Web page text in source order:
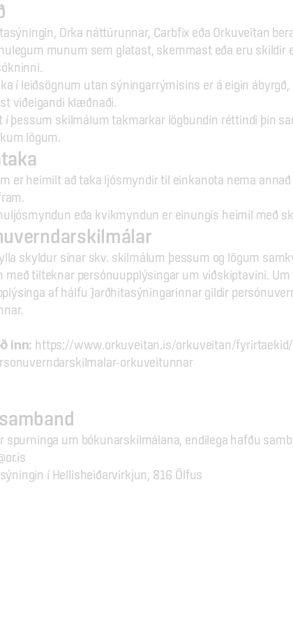
Orka náttúrunnar, Carbfix eða Orkuveitan
munum sem glatast, skemmast eða eru skildir
í leiðsögnum utan sýningarrýmisins er á eigin
viðeigandi klæðnaði.
í þessum skilmálum takmarkar lögbundin réttindi þín
lögum.
er heimilt að taka ljósmyndir til einkanota nema
eða kvikmyndun er einungis heimil með
skyldur sínar skv. skilmálum þessum og lögum
með tilteknar persónuupplýsingar um viðskiptavini. Um
af hálfu Jarðhitasýningarinnar gildir
inn: https://www.orkuveitan.is/orkuveitan/
orkuveitunnar
spurninga um bókunarskilmálana, endilega hafðu
í Hellisheiðarvirkjun, 816 Ölfus